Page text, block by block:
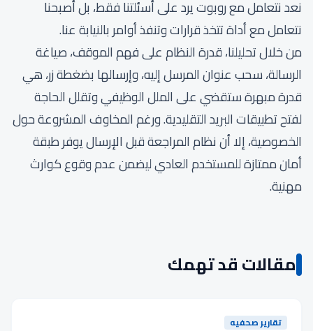
نعد نتعامل مع روبوت يرد على أسئلتنا فقط، بل أصبحنا
نتعامل مع أداة تتخذ قرارات وتنفذ أوامر بالنيابة عنا.
من خلال تحليلنا، قدرة النظام على فهم الموقف، صياغة
الرسالة، سحب عنوان المرسل إليه، وإرسالها بضغطة زر، هي
قدرة مبهرة ستقضي على الملل الوظيفي وتقلل الحاجة
لفتح تطبيقات البريد التقليدية. ورغم المخاوف المشروعة حول
الخصوصية، إلا أن نظام المراجعة قبل الإرسال يوفر طبقة
أمان ممتازة للمستخدم العادي ليضمن عدم وقوع كوارث
مهنية.
مقالات قد تهمك
تقارير صحفيه